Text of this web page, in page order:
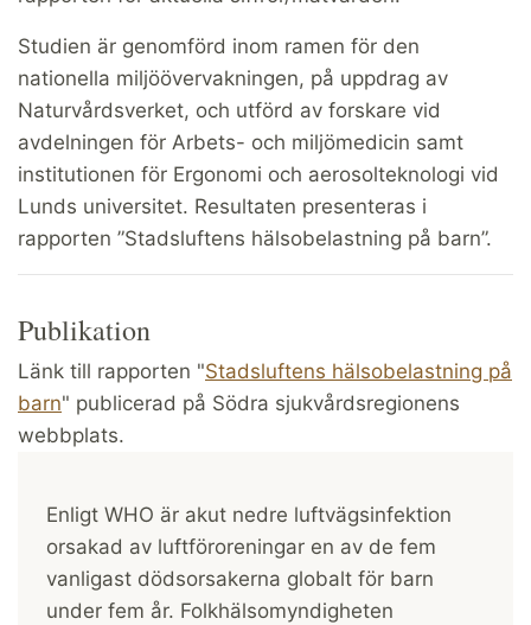
Studien är genomförd inom ramen för den
nationella miljöövervakningen, på uppdrag av
Naturvårdsverket, och utförd av forskare vid
avdelningen för Arbets- och miljömedicin samt
institutionen för Ergonomi och aerosolteknologi vid
Lunds universitet. Resultaten presenteras i
rapporten ”Stadsluftens hälsobelastning på barn”.
Publikation
Länk till rapporten "Stadsluftens hälsobelastning på
barn" publicerad på Södra sjukvårdsregionens
webbplats.
Enligt WHO är akut nedre luftvägsinfektion
orsakad av luftföroreningar en av de fem
vanligast dödsorsakerna globalt för barn
under fem år. Folkhälsomyndigheten